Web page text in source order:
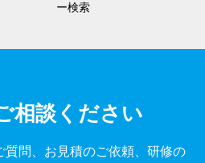
ー検索
相談ください
質問、お見積のご依頼、研修の